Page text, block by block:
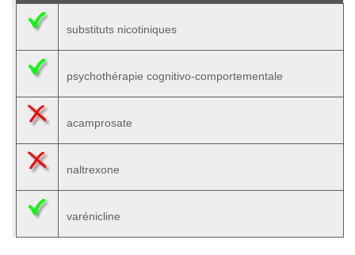
substituts nicotiniques
psychothérapie cognitivo-comportementale
acamprosate
naltrexone
varénicline